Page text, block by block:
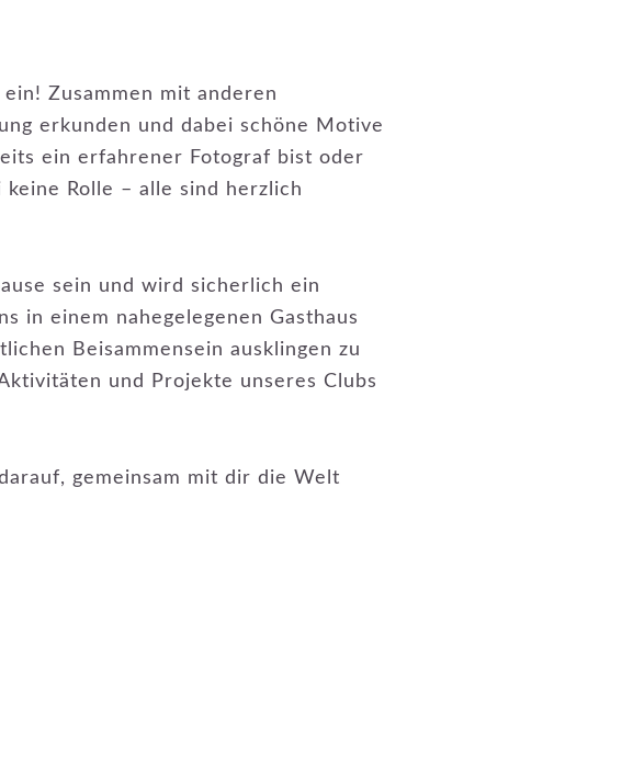
Zusammen mit anderen
erkunden und dabei schöne Motive
ein erfahrener Fotograf bist oder
Rolle – alle sind herzlich
sein und wird sicherlich ein
in einem nahegelegenen Gasthaus
Beisammensein ausklingen zu
und Projekte unseres Clubs
gemeinsam mit dir die Welt